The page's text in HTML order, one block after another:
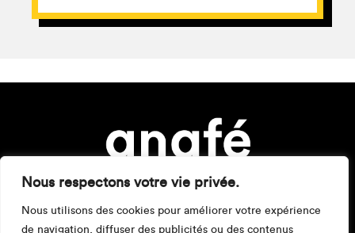
Nous respectons votre vie privée.
Nous utilisons des cookies pour améliorer votre expérience
de navigation, diffuser des publicités ou des contenus